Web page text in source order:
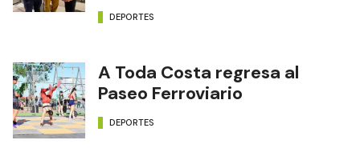
DEPORTES
A Toda Costa regresa al
Paseo Ferroviario
DEPORTES